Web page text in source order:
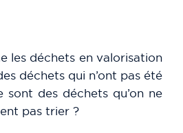
les déchets en valorisation
déchets qui n’ont pas été
sont des déchets qu’on ne
pas trier ?